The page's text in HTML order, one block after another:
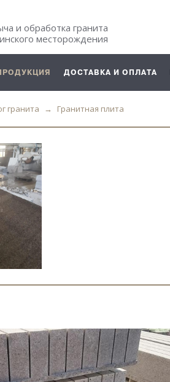
и обработка гранита
месторождения
ДОСТАВКА И ОПЛАТА
гранита Гранитная плита